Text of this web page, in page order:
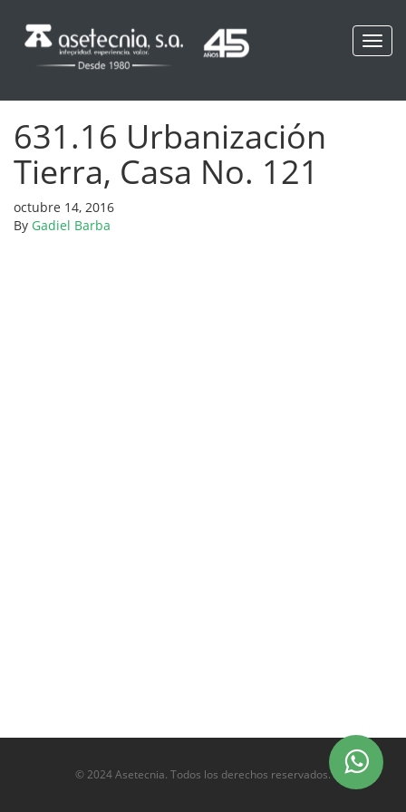
631.16 Urbanización
Tierra, Casa No. 121
octubre 14, 2016
By Gadiel Barba
© 2024 Asetecnia. Todos los derechos reservados.